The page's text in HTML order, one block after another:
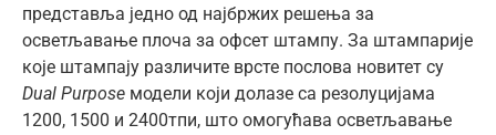
представља једно од најбржих решења за
осветљавање плоча за офсет штампу. За штампарије
које штампају различите врсте послова новитет су
Dual Purpose модели који долазе са резолуцијама
1200, 1500 и 2400тпи, што омогућава осветљавање